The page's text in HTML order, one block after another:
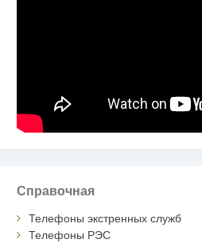
Справочная
Телефоны экстренных служб
Телефоны РЭС